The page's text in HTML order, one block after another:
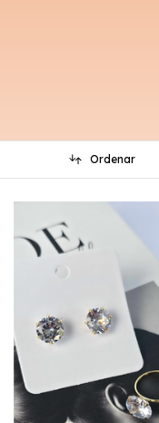
Ordenar